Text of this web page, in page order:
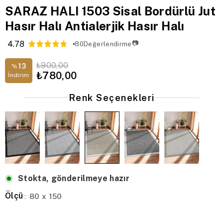
SARAZ HALI 1503 Sisal Bordürlü Jut
Hasır Halı Antialerjik Hasır Halı
4.78 80Değerlendirme 📷
% 13
İndirim
₺900,00
₺780,00
Renk Seçenekleri
Stokta, gönderilmeye hazır
Ölçü : 80 x 150